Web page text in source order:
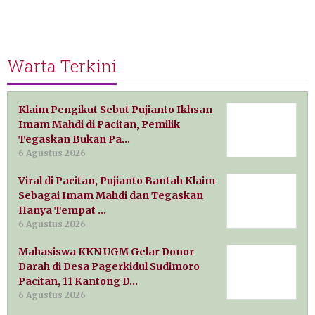
Warta Terkini
Klaim Pengikut Sebut Pujianto Ikhsan
Imam Mahdi di Pacitan, Pemilik
Tegaskan Bukan Pa…
6 Agustus 2026
Viral di Pacitan, Pujianto Bantah Klaim
Sebagai Imam Mahdi dan Tegaskan
Hanya Tempat …
6 Agustus 2026
Mahasiswa KKN UGM Gelar Donor
Darah di Desa Pagerkidul Sudimoro
Pacitan, 11 Kantong D…
6 Agustus 2026